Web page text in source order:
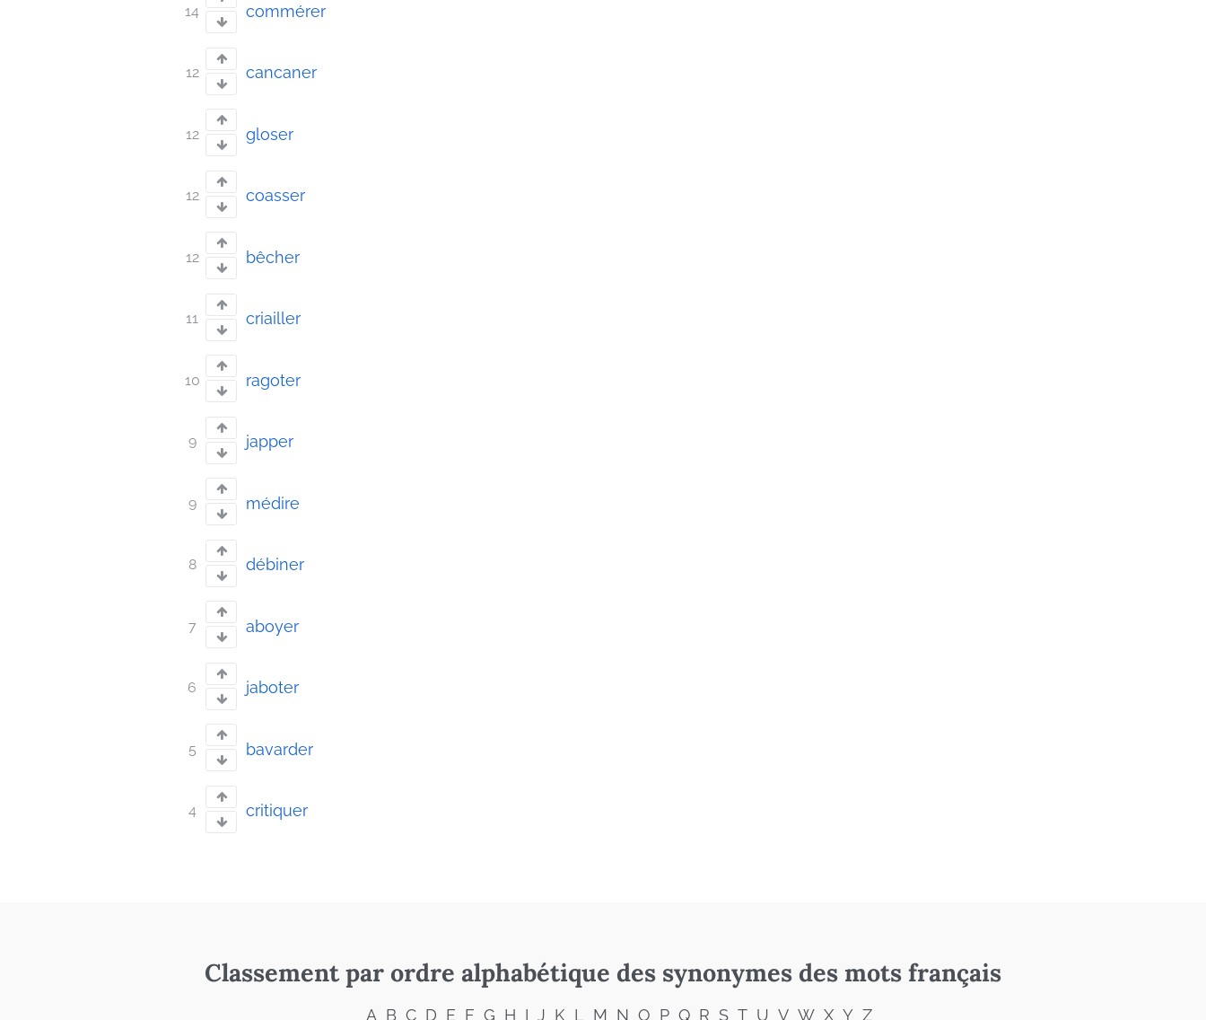
14 commérer
12 cancaner
12 gloser
12 coasser
12 bêcher
11 criailler
10 ragoter
9 japper
9 médire
8 débiner
7 aboyer
6 jaboter
5 bavarder
4 critiquer
Classement par ordre alphabétique des synonymes des mots français
A B C D E F G H I J K L M N O P Q R S T U V W X Y Z